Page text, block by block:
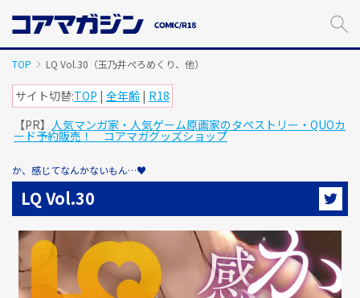
TOP LQ Vol.30（玉乃井ぺろめくり、他）
サイト切替:TOP | 全年齢 | R18
【PR】 人気マンガ家・人気ゲーム原画家のタペストリー・QUOカ
ード予約販売！ コアマガグッズショップ
か、感じてなんかないもん…♥
LQ Vol.30